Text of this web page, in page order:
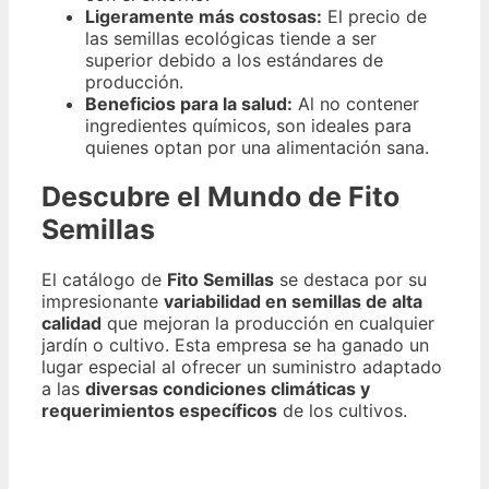
Ligeramente más costosas: El precio de
las semillas ecológicas tiende a ser
superior debido a los estándares de
producción.
Beneficios para la salud: Al no contener
ingredientes químicos, son ideales para
quienes optan por una alimentación sana.
Descubre el Mundo de Fito
Semillas
El catálogo de Fito Semillas se destaca por su
impresionante variabilidad en semillas de alta
calidad que mejoran la producción en cualquier
jardín o cultivo. Esta empresa se ha ganado un
lugar especial al ofrecer un suministro adaptado
a las diversas condiciones climáticas y
requerimientos específicos de los cultivos.